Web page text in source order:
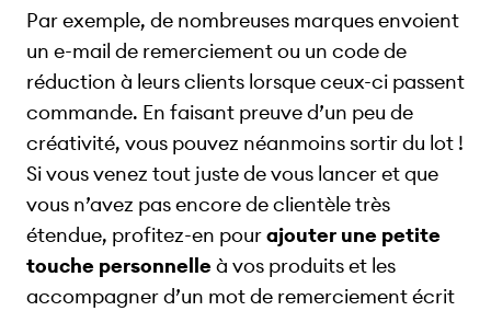
Par exemple, de nombreuses marques envoient
un e-mail de remerciement ou un code de
réduction à leurs clients lorsque ceux-ci passent
commande. En faisant preuve d’un peu de
créativité, vous pouvez néanmoins sortir du lot !
Si vous venez tout juste de vous lancer et que
vous n’avez pas encore de clientèle très
étendue, profitez-en pourajouter une petite
touche personnelleà vos produits et les
accompagner d’un mot de remerciement écrit